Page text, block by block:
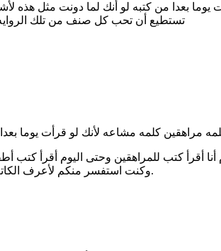
بعدا من كتبه لو أنك لما دونت مثل هذه
تستطيع أن تحب كل صنف من تلك
مراهقين كلمه مشاعه لأنك لو قرأت يوما
أقرأ كتب للمراهقين وحتى اليوم أقرأ
وكنت استفسر منكم لأعرف الكاتب وكتبه، وسأحاول بالفعل البحث عن كتبه مثلا الرواية التي رشحتها رواية خوف.